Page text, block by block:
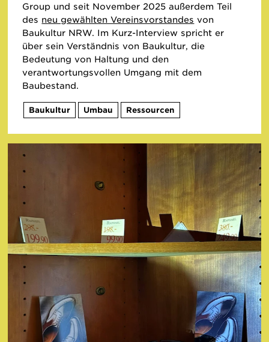
Bitte
Datum
im
Format
eingeben
Group und seit November 2025 außerdem Teil
des neu gewählten Vereinsvorstandes von
Baukultur NRW. Im Kurz-Interview spricht er
über sein Verständnis von Baukultur, die
Bedeutung von Haltung und den
verantwortungsvollen Umgang mit dem
Baubestand.
Baukultur Umbau Ressourcen